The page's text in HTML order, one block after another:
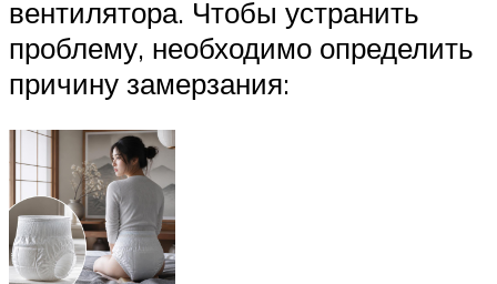
вентилятора. Чтобы устранить
проблему, необходимо определить
причину замерзания: